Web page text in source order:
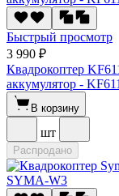
Быстрый просмотр
3 990 ₽
Квадрокоптер
аккумулятор -
В корзину
шт
Распродано